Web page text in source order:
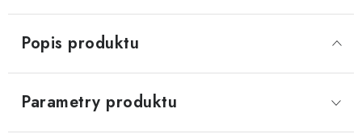
Popis produktu
Parametry produktu